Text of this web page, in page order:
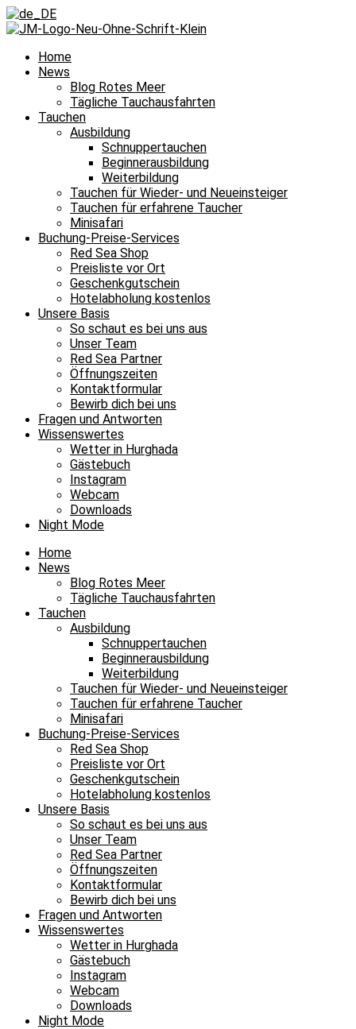
Home
News
Blog Rotes Meer
Tägliche Tauchausfahrten
Tauchen
Ausbildung
Schnuppertauchen
Beginnerausbildung
Weiterbildung
Tauchen für Wieder- und Neueinsteiger
Tauchen für erfahrene Taucher
Minisafari
Buchung-Preise-Services
Red Sea Shop
Preisliste vor Ort
Geschenkgutschein
Hotelabholung kostenlos
Unsere Basis
So schaut es bei uns aus
Unser Team
Red Sea Partner
Öffnungszeiten
Kontaktformular
Bewirb dich bei uns
Fragen und Antworten
Wissenswertes
Wetter in Hurghada
Gästebuch
Instagram
Webcam
Downloads
Night Mode
Home
News
Blog Rotes Meer
Tägliche Tauchausfahrten
Tauchen
Ausbildung
Schnuppertauchen
Beginnerausbildung
Weiterbildung
Tauchen für Wieder- und Neueinsteiger
Tauchen für erfahrene Taucher
Minisafari
Buchung-Preise-Services
Red Sea Shop
Preisliste vor Ort
Geschenkgutschein
Hotelabholung kostenlos
Unsere Basis
So schaut es bei uns aus
Unser Team
Red Sea Partner
Öffnungszeiten
Kontaktformular
Bewirb dich bei uns
Fragen und Antworten
Wissenswertes
Wetter in Hurghada
Gästebuch
Instagram
Webcam
Downloads
Night Mode